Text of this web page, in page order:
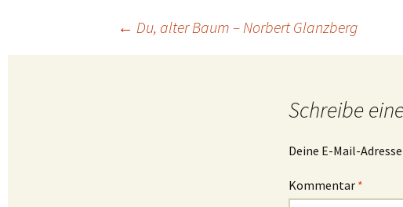
Beitragsnavigation
← Du, alter Baum – Norbert Glanzberg
Schreibe
Deine E-Mail-
Kommentar *